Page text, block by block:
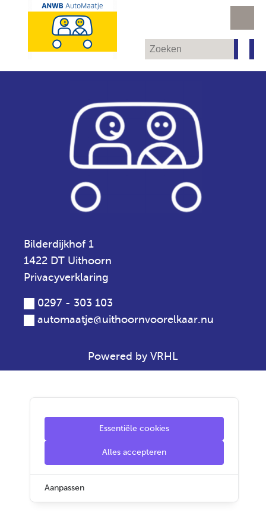
Bilderdijkhof 1
1422 DT Uithoorn
Privacyverklaring
0297 - 303 103
automaatje@uithoornvoorelkaar.nu
Powered by VRHL
Essentiële cookies
Alles accepteren
Aanpassen